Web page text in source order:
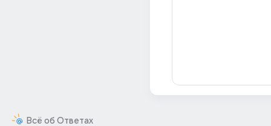
Всё об Ответах